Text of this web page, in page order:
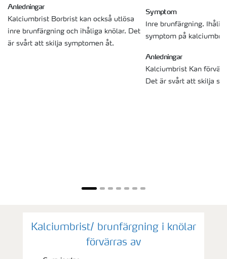
Anledningar
Kalciumbrist Borbrist kan också utlösa
inre brunfärgning och ihåliga knölar. Det
är svårt att skilja symptomen åt.
Symptom
Inre brunfärgning.
symptom på
Anledningar
Kalciumbrist Kan
Det är svårt att skilja
Kalciumbrist/ brunfärgning i knölar
förvärras av